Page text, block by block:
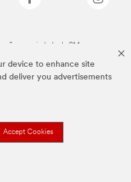
device to enhance site
deliver you advertisements
Accept Cookies
são propriedade da 3M.